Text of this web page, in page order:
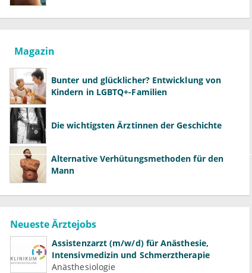
Magazin
Bunter und glücklicher? Entwicklung von
Kindern in LGBTQ+-Familien
Die wichtigsten Ärztinnen der Geschichte
Alternative Verhütungsmethoden für den
Mann
Neueste Ärztejobs
Assistenzarzt (m/w/d) für Anästhesie,
Intensivmedizin und Schmerztherapie
Anästhesiologie